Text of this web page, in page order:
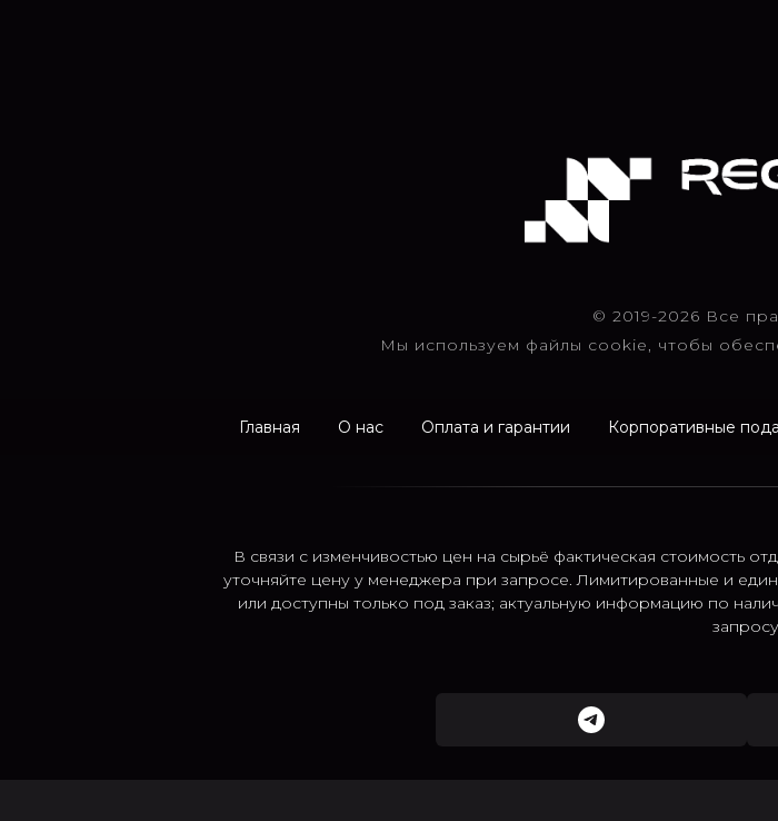
© 2019-2026 Все
Мы используем файлы cookie, чтобы
Главная О нас Оплата и гарантии Корпоративные
В связи с изменчивостью цен на сырьё фактическая стоимость
уточняйте цену у менеджера при запросе. Лимитированные и
или доступны только под заказ; актуальную информацию по